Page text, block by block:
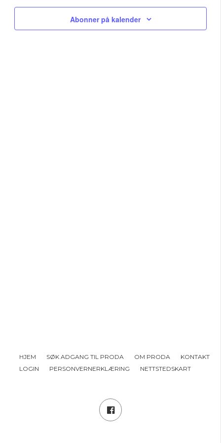
and
Abonner på kalender
HJEM SØK ADGANG TIL PRODA OM PRODA
KONTAKT
LOGIN
PERSONVERNERKLÆRING NETTSTEDSKART